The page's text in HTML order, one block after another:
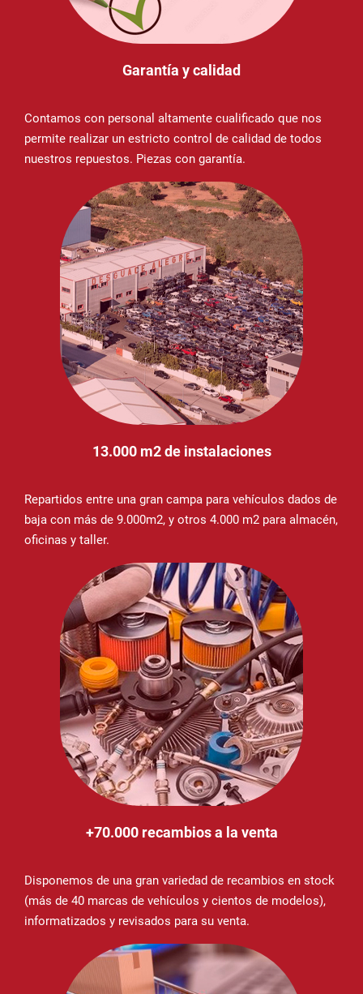
Garantía y calidad
Contamos con personal altamente cualificado que nos
permite realizar un estricto control de calidad de todos
nuestros repuestos. Piezas con garantía.
13.000 m2 de instalaciones
Repartidos entre una gran campa para vehículos dados de
baja con más de 9.000m2, y otros 4.000 m2 para almacén,
oficinas y taller.
+70.000 recambios a la venta
Disponemos de una gran variedad de recambios en stock
(más de 40 marcas de vehículos y cientos de modelos),
informatizados y revisados para su venta.